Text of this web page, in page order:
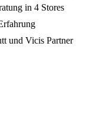
in 4 Stores
und Vicis Partner